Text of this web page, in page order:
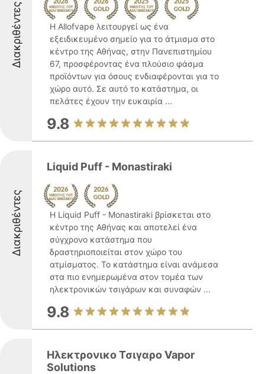
Διακριθέντες
Η Allofvape λειτουργεί ως ένα
εξειδικευμένο σημείο για το άτμισμα στο
κέντρο της Αθήνας, στην Πανεπιστημίου
67, προσφέροντας ένα πλούσιο φάσμα
προϊόντων για όσους ενδιαφέρονται για το
χώρο αυτό. Σε αυτό το κατάστημα, οι
πελάτες έχουν την ευκαιρία ...
9.8
Διακριθέντες
Liquid Puff - Monastiraki
Η Liquid Puff - Monastiraki βρίσκεται στο
κέντρο της Αθήνας και αποτελεί ένα
σύγχρονο κατάστημα που
δραστηριοποιείται στον χώρο του
ατμίσματος. Το κατάστημα είναι ανάμεσα
στα πιο ενημερωμένα στον τομέα των
ηλεκτρονικών τσιγάρων και συναφών ...
9.8
Ηλεκτρονικο Τσιγαρο Vapor
Solutions